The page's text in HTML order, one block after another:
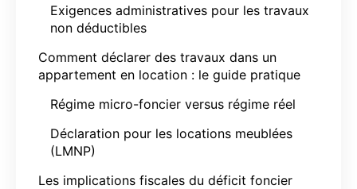
Exigences administratives pour les travaux
non déductibles
Comment déclarer des travaux dans un
appartement en location : le guide pratique
Régime micro-foncier versus régime réel
Déclaration pour les locations meublées
(LMNP)
Les implications fiscales du déficit foncier